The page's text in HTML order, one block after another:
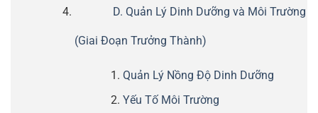
D. Quản Lý Dinh Dưỡng và Môi Trường
(Giai Đoạn Trưởng Thành)
Quản Lý Nồng Độ Dinh Dưỡng
Yếu Tố Môi Trường